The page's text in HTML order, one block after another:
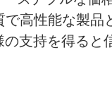
高性能な製品
の支持を得ると